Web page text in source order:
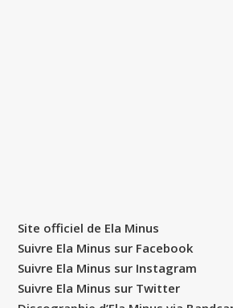
Site officiel de Ela Minus
Suivre Ela Minus sur Facebook
Suivre Ela Minus sur Instagram
Suivre Ela Minus sur Twitter